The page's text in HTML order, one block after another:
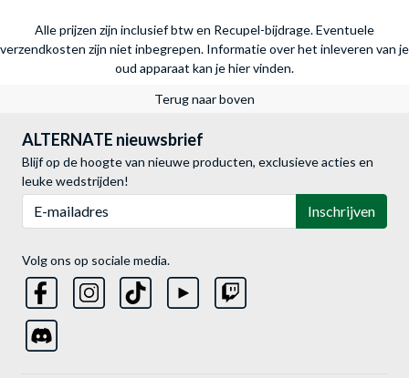
Alle prijzen zijn inclusief btw en Recupel-bijdrage. Eventuele
verzendkosten zijn niet inbegrepen. Informatie over het inleveren van je
oud apparaat kan je hier vinden.
Terug naar boven
ALTERNATE nieuwsbrief
Blijf op de hoogte van nieuwe producten, exclusieve acties en
leuke wedstrijden!
Inschrijven
Volg ons op sociale media.